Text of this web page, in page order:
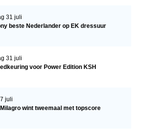
31 juli
beste Nederlander op EK dressuur
31 juli
voor Power Edition KSH
juli
Milagro wint tweemaal met topscore